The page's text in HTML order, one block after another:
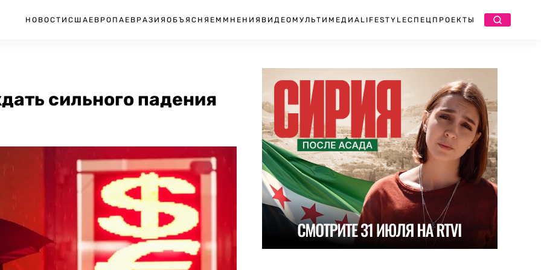
НОВОСТИ США ЕВРОПА ЕВРАЗИЯ ОБЪЯСНЯЕМ МНЕНИЯ ВИДЕО МУЛЬТИМЕДИА LIFESTYLEСПЕЦПРОЕКТЫ
сильного падения